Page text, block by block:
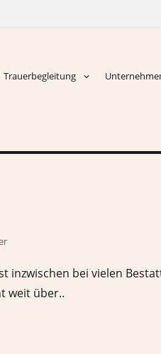
Trauerbegleitung
inzwischen bei vielen
weit über..